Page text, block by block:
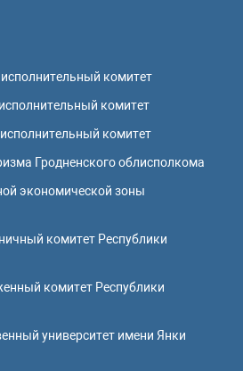
комитет
комитет
комитет
Гродненского облисполкома
экономической зоны
комитет Республики
комитет Республики
университет имени Янки